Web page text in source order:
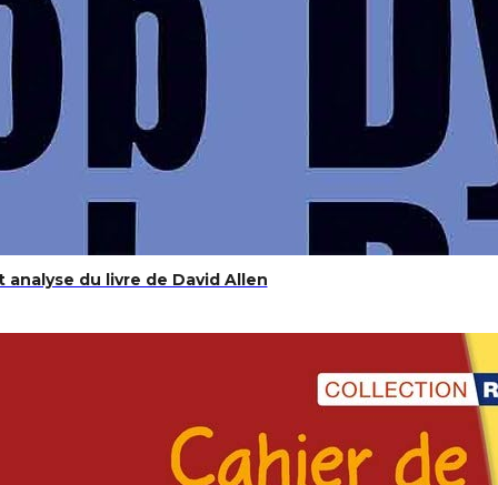
analyse du livre de David Allen